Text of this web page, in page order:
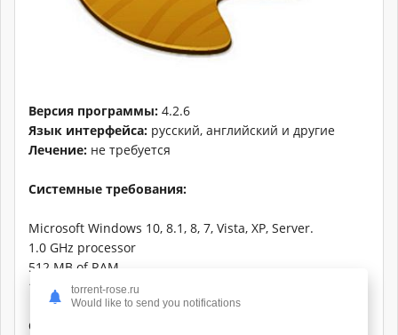
Версия программы: 4.2.6
Язык интерфейса: русский, английский и другие
Лечение: не требуется
Системные требования:
Microsoft Windows 10, 8.1, 8, 7, Vista, XP, Server.
1.0 GHz processor
512 MB of RAM
15 MB space for installation
Описание:
torrent-rose.ru
Would like to send you notifications